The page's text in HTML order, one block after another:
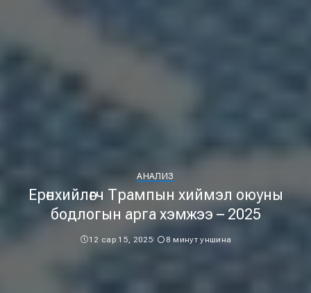
АНАЛИЗ
Ерөнхийлөгч Трампын хиймэл оюуны
бодлогын арга хэмжээ – 2025
12 сар 15, 2025 8 минут уншина